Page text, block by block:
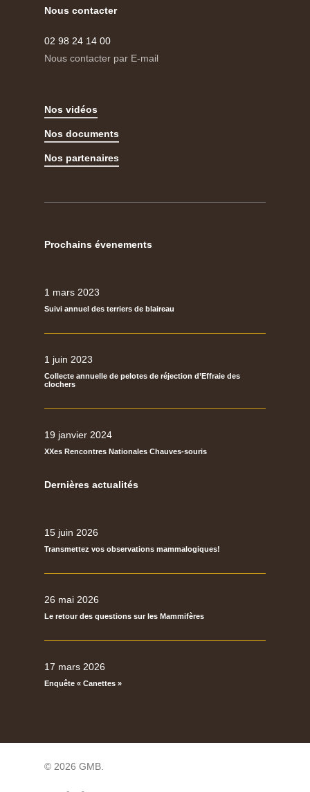
Nous contacter
02 98 24 14 00
Nous contacter par E-mail
Nos vidéos
Nos documents
Nos partenaires
Prochains évenements
1 mars 2023
Suivi annuel des terriers de blaireau
1 juin 2023
Collecte annuelle de pelotes de réjection d’Effraie des
clochers
19 janvier 2024
XXes Rencontres Nationales Chauves-souris
Dernières actualités
15 juin 2026
Transmettez vos observations mammalogiques!
26 mai 2026
Le retour des questions sur les Mammifères
17 mars 2026
Enquête « Canettes »
© 2026 GMB.